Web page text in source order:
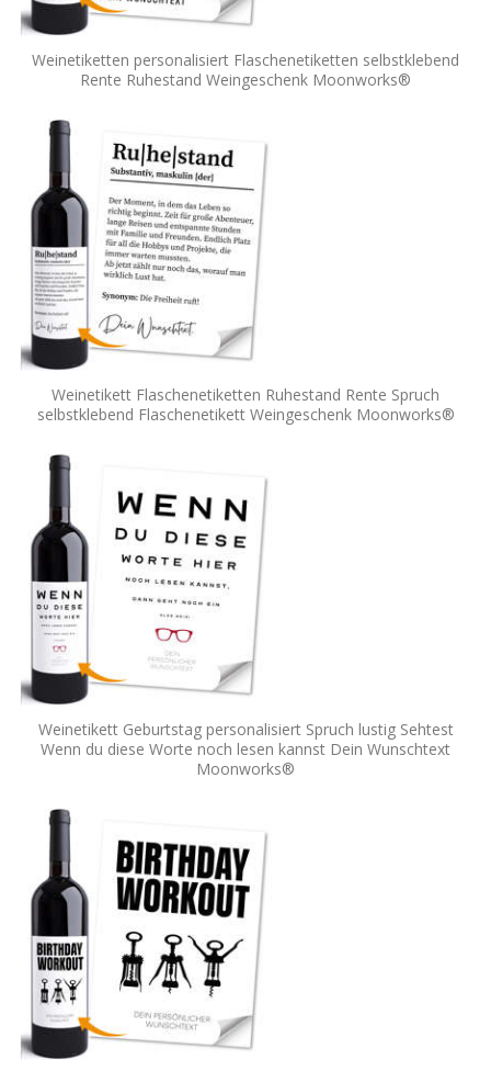
Weinetiketten personalisiert Flaschenetiketten selbstklebend
Rente Ruhestand Weingeschenk Moonworks®
Weinetikett Flaschenetiketten Ruhestand Rente Spruch
selbstklebend Flaschenetikett Weingeschenk Moonworks®
Weinetikett Geburtstag personalisiert Spruch lustig Sehtest
Wenn du diese Worte noch lesen kannst Dein Wunschtext
Moonworks®